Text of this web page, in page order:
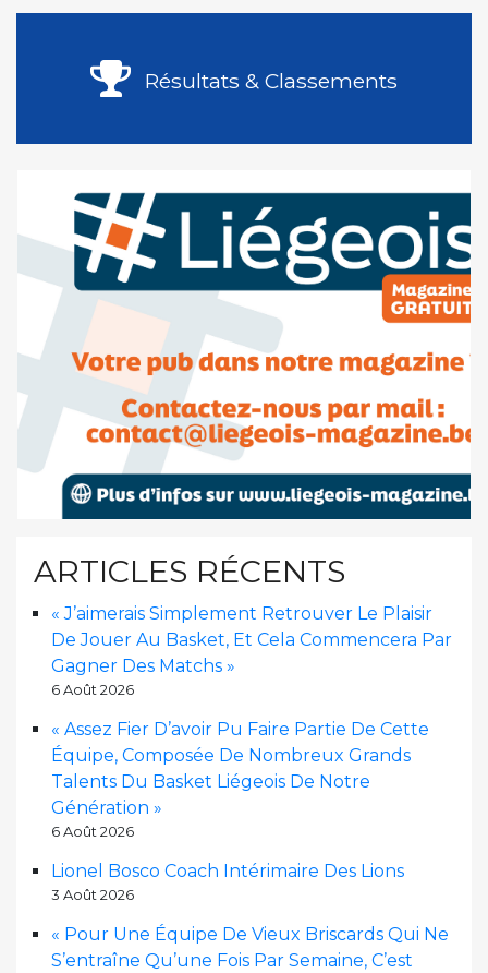
Résultats & Classements
ARTICLES RÉCENTS
« J’aimerais Simplement Retrouver Le Plaisir
De Jouer Au Basket, Et Cela Commencera Par
Gagner Des Matchs »
6 Août 2026
« Assez Fier D’avoir Pu Faire Partie De Cette
Équipe, Composée De Nombreux Grands
Talents Du Basket Liégeois De Notre
Génération »
6 Août 2026
Lionel Bosco Coach Intérimaire Des Lions
3 Août 2026
« Pour Une Équipe De Vieux Briscards Qui Ne
S’entraîne Qu’une Fois Par Semaine, C’est